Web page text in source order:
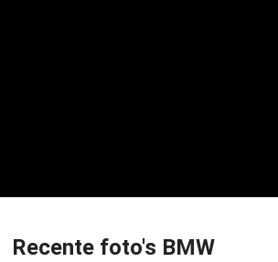
Recente foto's BMW